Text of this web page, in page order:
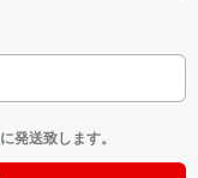
に発送致します。